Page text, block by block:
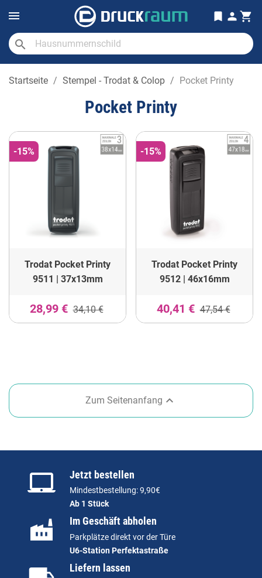
search
Startseite Stempel - Trodat & Colop Pocket Printy
Pocket Printy
Trodat Pocket Printy
9511 | 37x13mm
28,99 € 34,10 €
-15%
Trodat Pocket Printy
9512 | 46x16mm
40,41 € 47,54 €
-15%
Zum Seitenanfang 
Jetzt bestellen
Mindestbestellung: 9,90€
Ab 1 Stück
Im Geschäft abholen
Parkplätze direkt vor der Türe
U6-Station Perfektastraße
Liefern lassen